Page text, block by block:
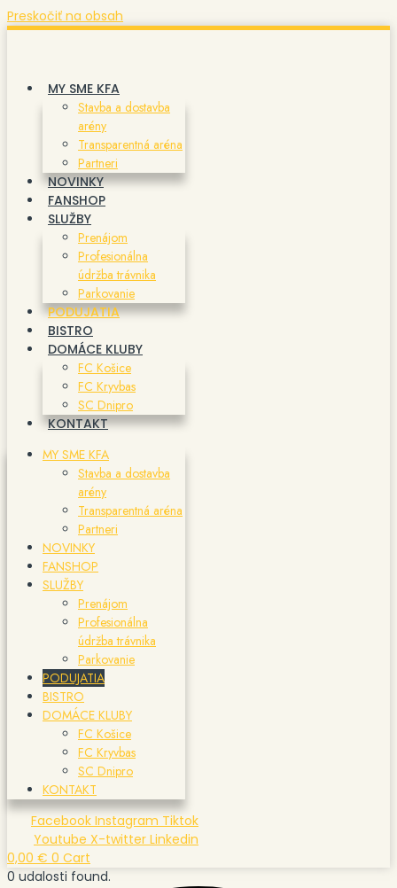
Preskočiť na obsah
MY SME KFA
Stavba a dostavba
arény
Transparentná aréna
Partneri
NOVINKY
FANSHOP
SLUŽBY
Prenájom
Profesionálna
údržba trávnika
Parkovanie
PODUJATIA
BISTRO
DOMÁCE KLUBY
FC Košice
FC Kryvbas
SC Dnipro
KONTAKT
MY SME KFA
Stavba a dostavba
arény
Transparentná aréna
Partneri
NOVINKY
FANSHOP
SLUŽBY
Prenájom
Profesionálna
údržba trávnika
Parkovanie
PODUJATIA
BISTRO
DOMÁCE KLUBY
FC Košice
FC Kryvbas
SC Dnipro
KONTAKT
Facebook Instagram Tiktok
Youtube X-twitter Linkedin
0,00 € 0 Cart
0 udalosti found.